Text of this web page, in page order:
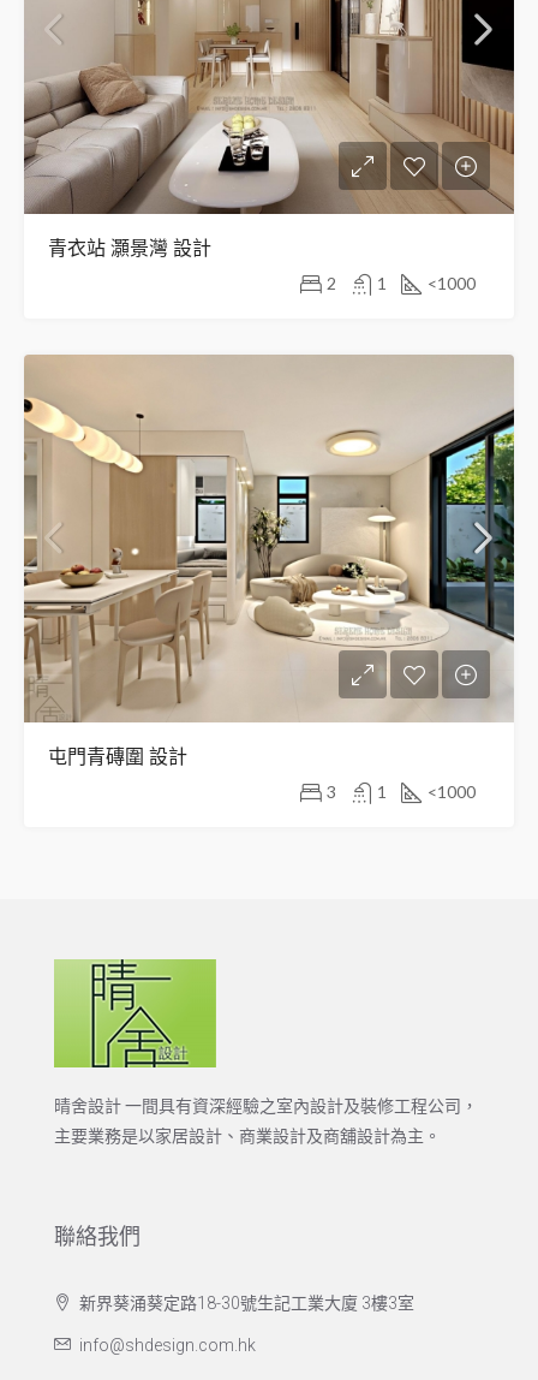
青衣站 灝景灣 設計
2 1 <1000
屯門青磚圍 設計
3 1 <1000
晴舍設計 一間具有資深經驗之室內設計及裝修工程公司，
主要業務是以家居設計、商業設計及商舖設計為主。
聯絡我們
新界葵涌葵定路18-30號生記工業大廈 3樓3室
info@shdesign.com.hk